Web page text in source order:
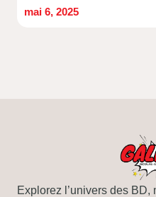
mai 6, 2025
Explorez l’univers des BD,